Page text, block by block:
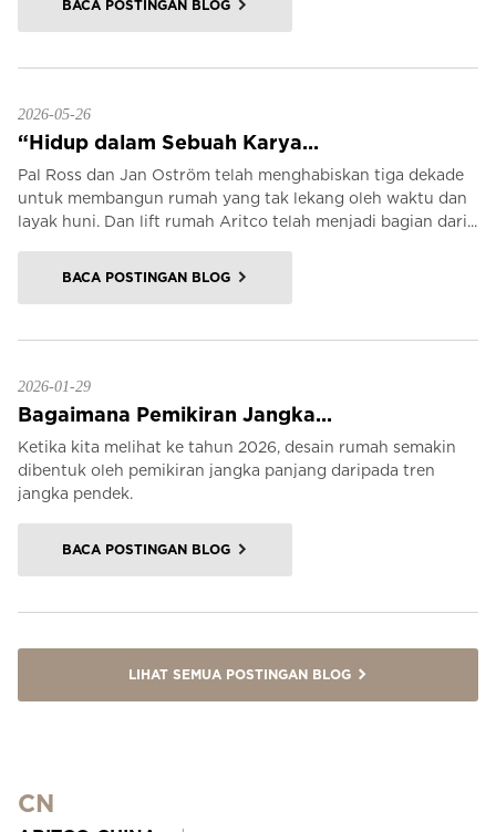
BACA POSTINGAN BLOG
2026-05-26
“Hidup dalam Sebuah Karya...
Pal Ross dan Jan Oström telah menghabiskan tiga dekade
untuk membangun rumah yang tak lekang oleh waktu dan
layak huni. Dan lift rumah Aritco telah menjadi bagian dari...
BACA POSTINGAN BLOG
2026-01-29
Bagaimana Pemikiran Jangka...
Ketika kita melihat ke tahun 2026, desain rumah semakin
dibentuk oleh pemikiran jangka panjang daripada tren
jangka pendek.
BACA POSTINGAN BLOG
LIHAT SEMUA POSTINGAN BLOG
CN